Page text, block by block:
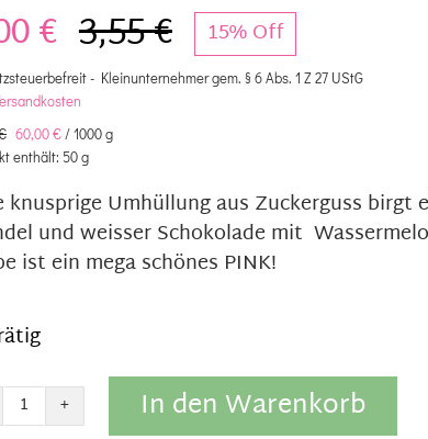
3,55€Ursprünglicher
war:
3,55 €
€
Aktueller
ist:
3,00 €.
15% Off
- Kleinunternehmer gem. § 6 Abs. 1 Z 27 UStG
60,00€ /1000g
enthält: 50g
knusprige Umhüllung aus Zuckerguss birgt
und weisser Schokolade mit
ist ein mega schönes PINK!
Zucker
In den Warenkorb